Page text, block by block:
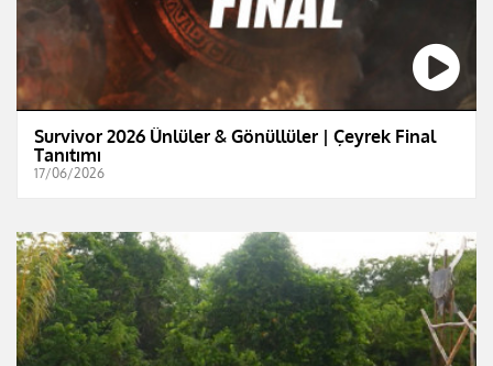
Survivor 2026 Ünlüler & Gönüllüler | Çeyrek Final
Tanıtımı
17/06/2026